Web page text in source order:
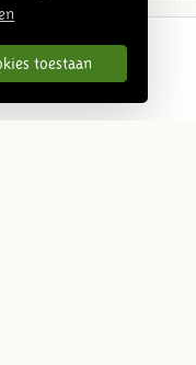
toestaan